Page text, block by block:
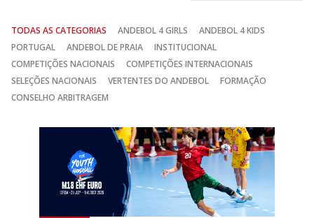
TODAS AS CATEGORIAS ANDEBOL 4 GIRLS
ANDEBOL 4 KIDS
PORTUGAL
ANDEBOL DE PRAIA
INSTITUCIONAL
COMPETIÇÕES NACIONAIS
COMPETIÇÕES INTERNACIONAIS
SELEÇÕES NACIONAIS
VERTENTES DO ANDEBOL
FORMAÇÃO
CONSELHO ARBITRAGEM